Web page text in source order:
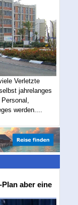
Verletzte
jahrelanges
werden....
aber eine